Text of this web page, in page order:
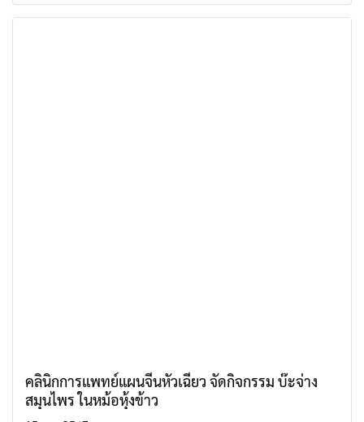
คลินิกการแพทย์แผนจีนหัวเฉียว จัดกิจกรรม บ๊ะจ่าง
สมุนไพร ในหม้อหุ้งข้าว